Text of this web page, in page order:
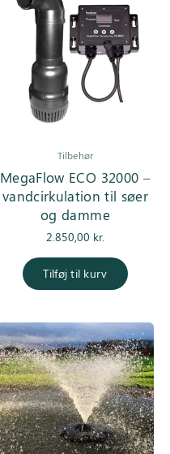
Tilbehør
MegaFlow ECO 32000 –
vandcirkulation til søer
og damme
2.850,00 kr.
Tilføj til kurv